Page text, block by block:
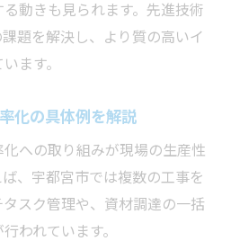
動きも見られます。先進技術
題を解決し、より質の高いイ
ます。
化の具体例を解説
への取り組みが現場の生産性
、宇都宮市では複数の工事を
スク管理や、資材調達の一括
われています。